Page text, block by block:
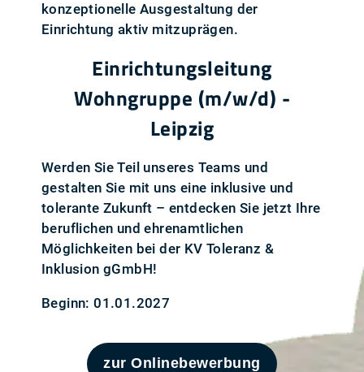
konzeptionelle Ausgestaltung der
Einrichtung aktiv mitzuprägen.
Einrichtungsleitung
Wohngruppe (m/w/d) -
Leipzig
Werden Sie Teil unseres Teams und
gestalten Sie mit uns eine inklusive und
tolerante Zukunft – entdecken Sie jetzt Ihre
beruflichen und ehrenamtlichen
Möglichkeiten bei der KV Toleranz &
Inklusion gGmbH!
Beginn: 01.01.2027
zur Onlinebewerbung